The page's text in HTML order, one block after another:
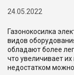
24.05.2022
Газонокосилка
видов
обладают более
что увеличивает
недостатком